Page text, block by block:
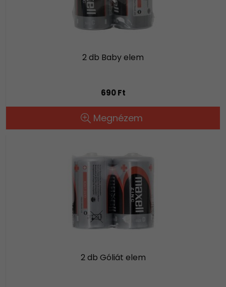
2 db Baby elem
690 Ft
Megnézem
2 db Góliát elem